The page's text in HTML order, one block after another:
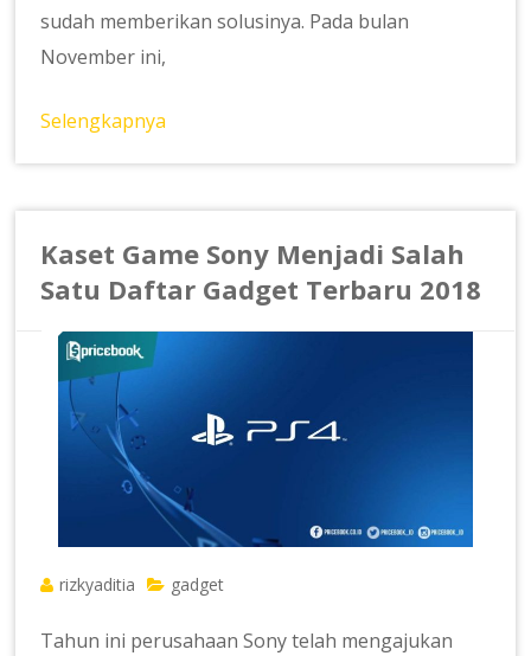
sudah memberikan solusinya. Pada bulan
November ini,
Selengkapnya
Kaset Game Sony Menjadi Salah
Satu Daftar Gadget Terbaru 2018
rizkyaditia gadget
Tahun ini perusahaan Sony telah mengajukan